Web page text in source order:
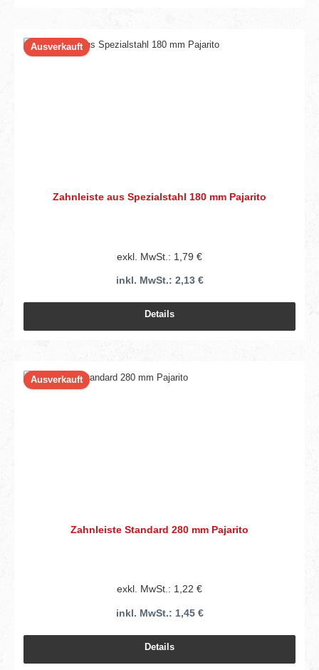
Ausverkauft
Zahnleiste aus Spezialstahl 180 mm Pajarito
exkl. MwSt.: 1,79 €
inkl. MwSt.: 2,13 €
Details
Ausverkauft
Zahnleiste Standard 280 mm Pajarito
exkl. MwSt.: 1,22 €
inkl. MwSt.: 1,45 €
Details